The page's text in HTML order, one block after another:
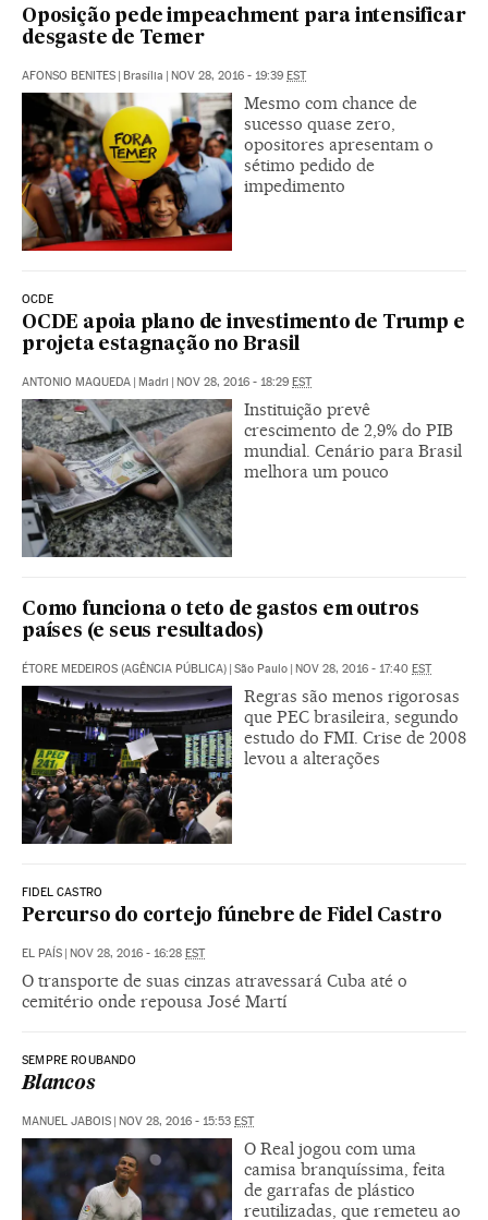
Oposição pede impeachment para intensificar
desgaste de Temer
AFONSO BENITES Brasília NOV 28, 2016 - 19:39 EST
Mesmo com chance de
sucesso quase zero,
opositores apresentam o
sétimo pedido de
impedimento
OCDE
OCDE apoia plano de investimento de Trump e
projeta estagnação no Brasil
ANTONIO MAQUEDA Madri NOV 28, 2016 - 18:29 EST
Instituição prevê
crescimento de 2,9% do PIB
mundial. Cenário para Brasil
melhora um pouco
Como funciona o teto de gastos em outros
países (e seus resultados)
ÉTORE MEDEIROS (AGÊNCIA PÚBLICA) | São Paulo | NOV 28, 2016 - 17:40 EST
Regras são menos rigorosas
que PEC brasileira, segundo
estudo do FMI. Crise de 2008
levou a alterações
FIDEL CASTRO
Percurso do cortejo fúnebre de Fidel Castro
EL PAÍS | NOV 28, 2016 - 16:28 EST
O transporte de suas cinzas atravessará Cuba até o
cemitério onde repousa José Martí
SEMPRE ROUBANDO
Blancos
MANUEL JABOIS | NOV 28, 2016 - 15:53 EST
O Real jogou com uma
camisa branquíssima, feita
de garrafas de plástico
reutilizadas, que remeteu ao